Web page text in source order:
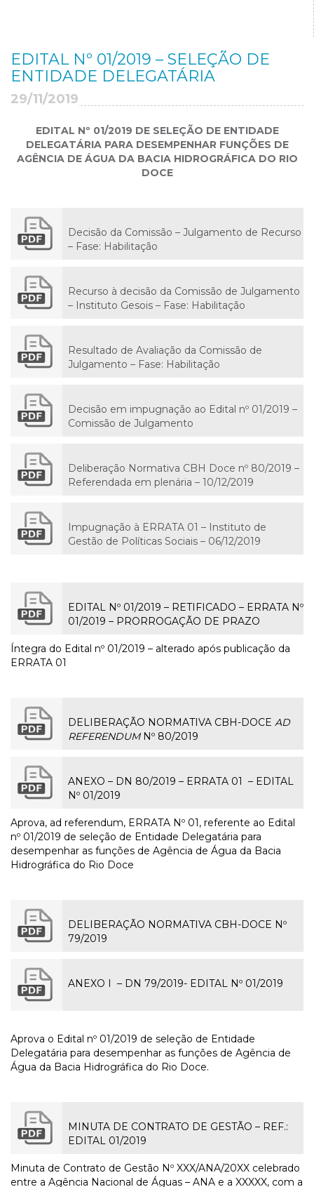
EDITAL Nº 01/2019 – SELEÇÃO DE
ENTIDADE DELEGATÁRIA
29/11/2019
EDITAL Nº 01/2019 DE SELEÇÃO DE ENTIDADE
DELEGATÁRIA PARA DESEMPENHAR FUNÇÕES DE
AGÊNCIA DE ÁGUA DA BACIA HIDROGRÁFICA DO RIO
DOCE
Decisão da Comissão – Julgamento de Recurso
– Fase: Habilitação
Recurso à decisão da Comissão de Julgamento
– Instituto Gesois – Fase: Habilitação
Resultado de Avaliação da Comissão de
Julgamento – Fase: Habilitação
Decisão em impugnação ao Edital nº 01/2019 –
Comissão de Julgamento
Deliberação Normativa CBH Doce nº 80/2019 –
Referendada em plenária – 10/12/2019
Impugnação à ERRATA 01 – Instituto de
Gestão de Políticas Sociais – 06/12/2019
EDITAL Nº 01/2019 – RETIFICADO – ERRATA Nº
01/2019 – PRORROGAÇÃO DE PRAZO
Íntegra do Edital nº 01/2019 – alterado após publicação da
ERRATA 01
DELIBERAÇÃO NORMATIVA CBH-DOCE AD
REFERENDUMNº 80/2019
ANEXO – DN 80/2019 – ERRATA 01 – EDITAL
Nº 01/2019
Aprova, ad referendum, ERRATA Nº 01, referente ao Edital
nº 01/2019 de seleção de Entidade Delegatária para
desempenhar as funções de Agência de Água da Bacia
Hidrográfica do Rio Doce
DELIBERAÇÃO NORMATIVA CBH-DOCE Nº
79/2019
ANEXO I – DN 79/2019- EDITAL Nº 01/2019
Aprova o Edital nº 01/2019 de seleção de Entidade
Delegatária para desempenhar as funções de Agência de
Água da Bacia Hidrográfica do Rio Doce.
MINUTA DE CONTRATO DE GESTÃO – REF.:
EDITAL 01/2019
Minuta de Contrato de Gestão Nº XXX/ANA/20XX celebrado
entre a Agência Nacional de Águas – ANA e a XXXXX, com a